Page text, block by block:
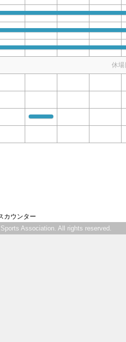
休場
Association. All rights reserved.